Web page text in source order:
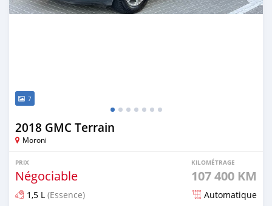
7
2018 GMC Terrain
Moroni
PRIX
Négociable
KILOMÉTRAGE
107 400 KM
1,5 L (Essence) Automatique